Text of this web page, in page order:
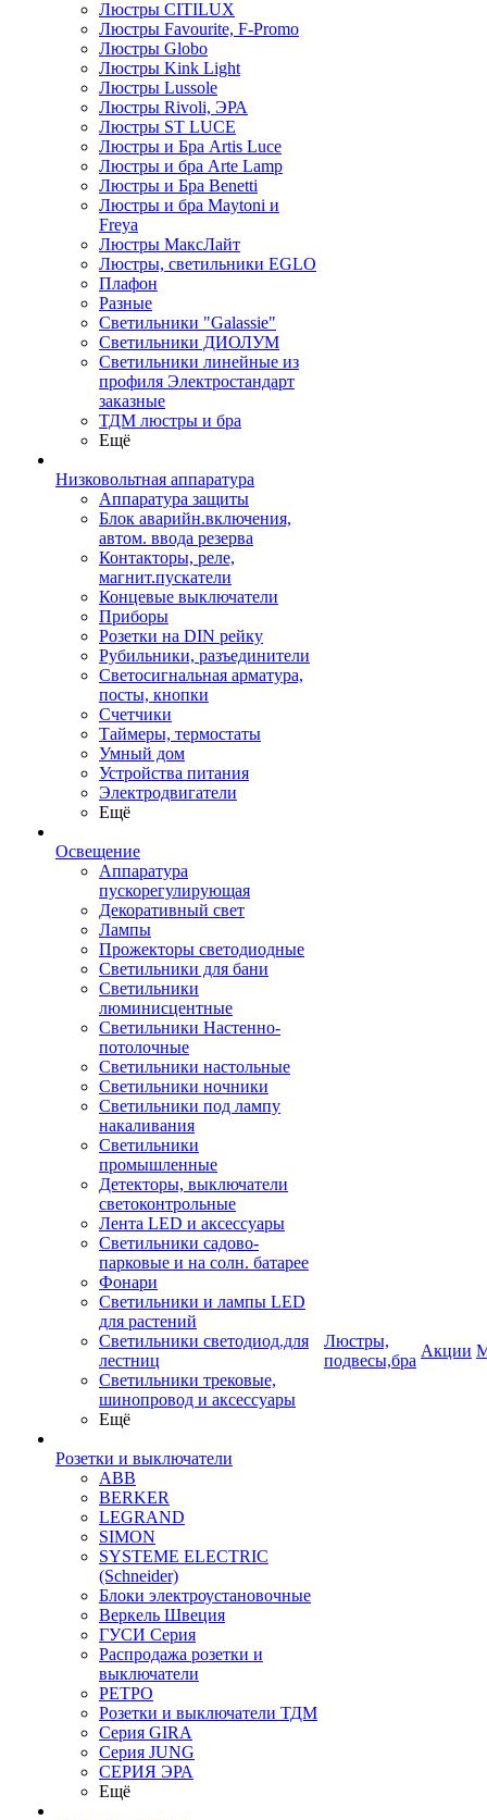
Люстры CITILUX
Люстры Favourite, F-Promo
Люстры Globo
Люстры Kink Light
Люстры Lussole
Люстры Rivoli, ЭРА
Люстры ST LUCE
Люстры и Бра Artis Luce
Люстры и бра Arte Lamp
Люстры и Бра Benetti
Люстры и бра Maytoni и
Freya
Люстры МаксЛайт
Люстры, светильники EGLO
Плафон
Разные
Светильники "Galassie"
Светильники ДИОЛУМ
Светильники линейные из
профиля Электростандарт
заказные
ТДМ люстры и бра
Ещё
Низковольтная аппаратура
Аппаратура защиты
Блок аварийн.включения,
автом. ввода резерва
Контакторы, реле,
магнит.пускатели
Концевые выключатели
Приборы
Розетки на DIN рейку
Рубильники, разъединители
Светосигнальная арматура,
посты, кнопки
Счетчики
Таймеры, термостаты
Умный дом
Устройства питания
Электродвигатели
Ещё
Освещение
Аппаратура
пускорегулирующая
Декоративный свет
Лампы
Прожекторы светодиодные
Светильники для бани
Светильники
люминисцентные
Светильники Настенно-
потолочные
Светильники настольные
Светильники ночники
Светильники под лампу
накаливания
Светильники
промышленные
Детекторы, выключатели
светоконтрольные
Лента LED и аксессуары
Светильники садово-
парковые и на солн. батарее
Фонари
Светильники и лампы LED
для растений
Светильники светодиод.для
лестниц
Светильники трековые,
шинопровод и аксессуары
Ещё
Розетки и выключатели
ABB
BERKER
LEGRAND
SIMON
SYSTEME ELECTRIC
(Schneider)
Блоки электроустановочные
Веркель Швеция
ГУСИ Серия
Распродажа розетки и
выключатели
РЕТРО
Розетки и выключатели ТДМ
Серия GIRA
Серия JUNG
СЕРИЯ ЭРА
Ещё
Люстры,
подвесы,бра
Акции